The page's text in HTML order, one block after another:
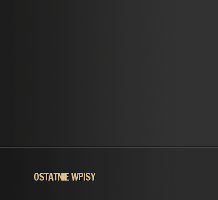
OSTATNIE WPISY